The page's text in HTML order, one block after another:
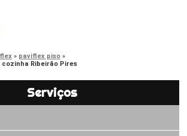
paviflex piso
Ribeirão Pires
Serviços